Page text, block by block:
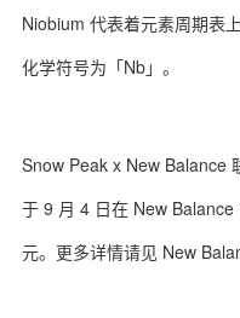
Niobium 代表着元素周期表
化学符号为「Nb」。
Snow Peak x New Balance
于 9 月 4 日在 New
元。更多详情请见 New